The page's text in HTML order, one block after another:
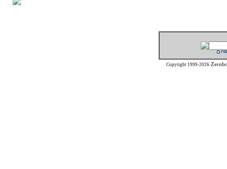
Copyright 1999-2026